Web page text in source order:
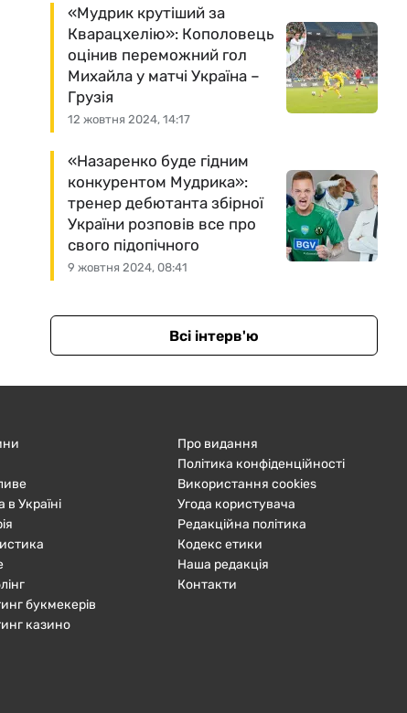
12 жовтня 2024, 14:17
«Мудрик крутіший за
Кварацхелію»: Кополовець
оцінив переможний гол
Михайла у матчі Україна –
Грузія
9 жовтня 2024, 08:41
«Назаренко буде гідним
конкурентом Мудрика»:
тренер дебютанта збірної
України розповів все про
свого підопічного
Всі інтерв'ю
в Україні
букмекерів
казино
Про видання
Політика конфіденційності
Використання cookies
Угода користувача
Редакційна політика
Кодекс етики
Наша редакція
Контакти